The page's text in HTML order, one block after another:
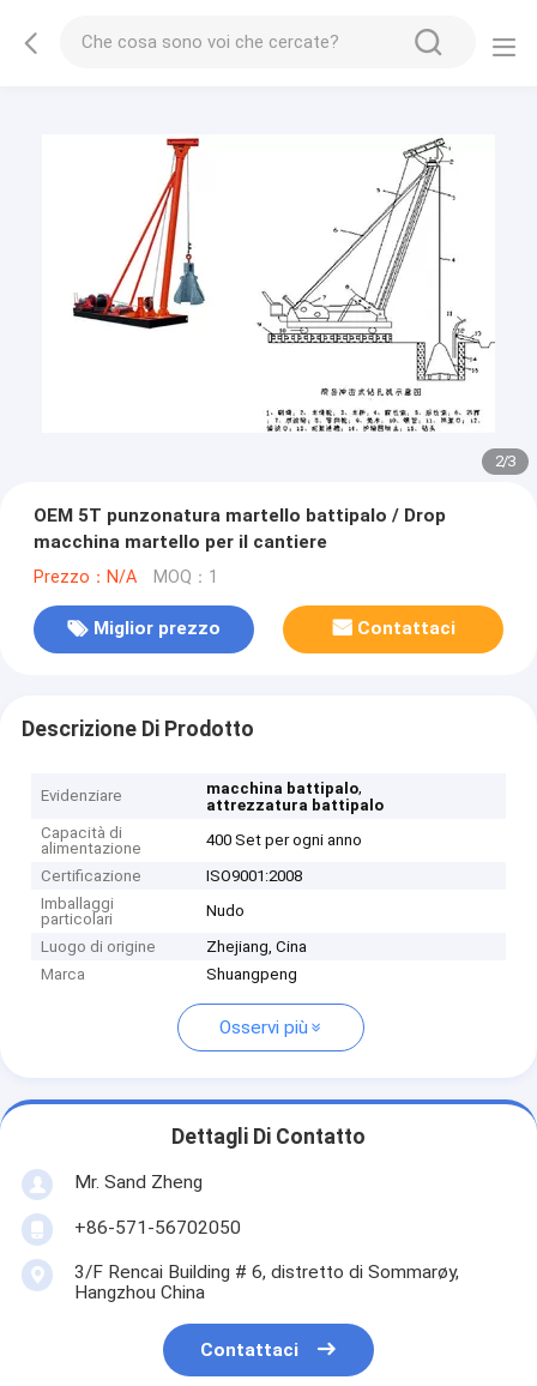
2/3
OEM 5T punzonatura martello battipalo / Drop
macchina martello per il cantiere
Prezzo：N/A MOQ：1
Miglior prezzo Contattaci
Descrizione Di Prodotto
Evidenziare macchina battipalo,
attrezzatura battipalo
Capacità di
alimentazione
400 Set per ogni anno
Certificazione
ISO9001:2008
Imballaggi
particolari
Nudo
Luogo di origine
Zhejiang, Cina
Marca
Shuangpeng
Osservi più
Dettagli Di Contatto
Mr. Sand Zheng
+86-571-56702050
3/F Rencai Building # 6, distretto di Sommarøy,
Hangzhou China
Contattaci